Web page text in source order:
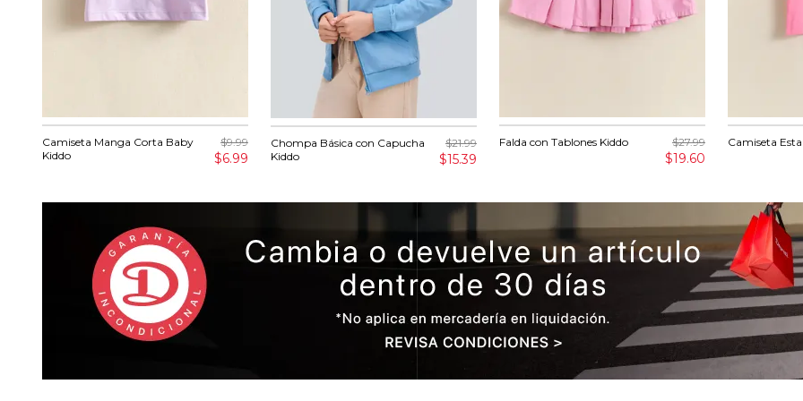
Camiseta Manga Corta Baby
Kiddo
$9.99
$6.99
Chompa Básica con Capucha
Kiddo
$21.99
$15.39
Falda con Tablones Kiddo $27.99
$19.60
Camiseta